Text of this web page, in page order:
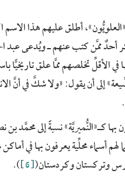
أطلق عليهم هذا الاسم
أحدٌ ممَّن كتب عنهم ـ ويُدعى عبد
في الأقلِّ تخلصهم ممَّا علق تاريخيًّا
إلى أن يقول: «ولا شكَّ في أنَّ
كـ«النُّميريَّة» نسبةً إلى محمَّد
لهم أسماء محلِّية يعرفون بها في
وتركستان وكردستان([6]
).